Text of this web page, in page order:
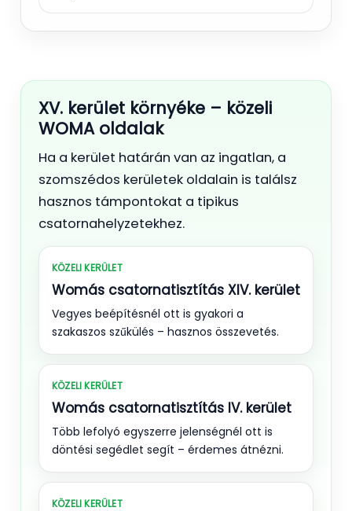
XV. kerület környéke – közeli
WOMA oldalak
Ha a kerület határán van az ingatlan, a
szomszédos kerületek oldalain is találsz
hasznos támpontokat a tipikus
csatornahelyzetekhez.
KÖZELI KERÜLET
Womás csatornatisztítás XIV. kerület
Vegyes beépítésnél ott is gyakori a
szakaszos szűkülés – hasznos összevetés.
KÖZELI KERÜLET
Womás csatornatisztítás IV. kerület
Több lefolyó egyszerre jelenségnél ott is
döntési segédlet segít – érdemes átnézni.
KÖZELI KERÜLET